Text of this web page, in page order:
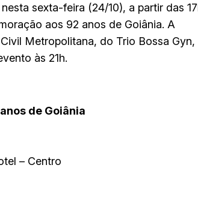
sexta-feira (24/10), a partir das
aos 92 anos de Goiânia. A
Metropolitana, do Trio Bossa Gyn,
às 21h.
de Goiânia
– Centro